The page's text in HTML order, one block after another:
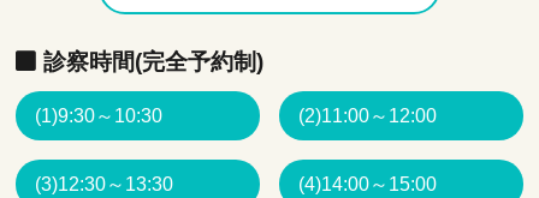
診察時間(完全予約制)
(1)9:30～10:30 (2)11:00～12:00
(3)12:30～13:30 (4)14:00～15:00